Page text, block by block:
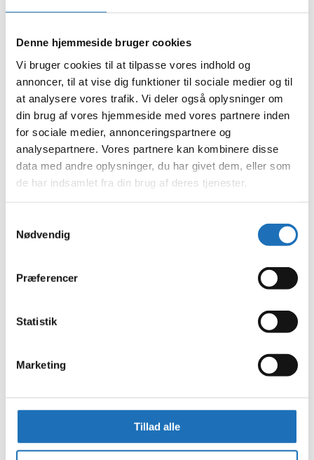
Denne hjemmeside bruger cookies
Vi bruger cookies til at tilpasse vores indhold og
annoncer, til at vise dig funktioner til sociale medier og til
at analysere vores trafik. Vi deler også oplysninger om
din brug af vores hjemmeside med vores partnere inden
for sociale medier, annonceringspartnere og
analysepartnere. Vores partnere kan kombinere disse
data med andre oplysninger, du har givet dem, eller som
de har indsamlet fra din brug af deres tjenester.
Nødvendig
Præferencer
Statistik
Marketing
Tillad alle
februar 2024
december 2023
oktober 2023
september 2023
august 2023
juli 2023
juni 2023
maj 2023
april 2023
februar 2023
januar 2023
december 2022
oktober 2022
august 2022
juli 2022
april 2022
januar 2022
september 2021
juli 2021
juni 2021
marts 2021